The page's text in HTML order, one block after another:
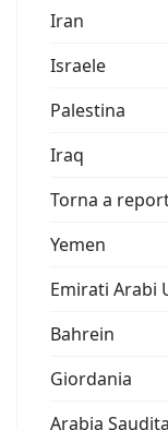
Iran
Israele
Palestina
Iraq
Torna a
Yemen
Emirati Arabi
Bahrein
Giordania
Arabia Saudita